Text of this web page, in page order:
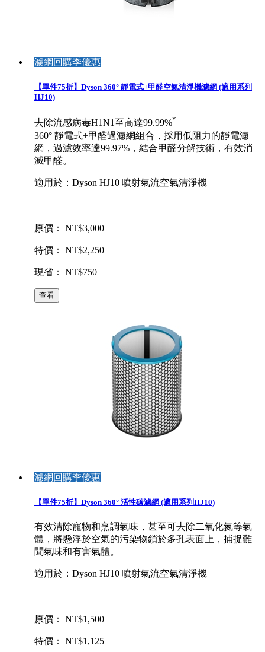
濾網回購季優惠
【單件75折】Dyson 360° 靜電式+甲醛空氣清淨機濾網 (適用系列
HJ10)
去除流感病毒H1N1至高達99.99%*
360° 靜電式+甲醛過濾網組合，採用低阻力的靜電濾
網，過濾效率達99.97%，結合甲醛分解技術，有效消
滅甲醛。
適用於：Dyson HJ10 噴射氣流空氣清淨機
原價： NT$3,000
特價： NT$2,250
現省： NT$750
查看
濾網回購季優惠
【單件75折】Dyson 360° 活性碳濾網 (適用系列HJ10)
有效清除寵物和烹調氣味，甚至可去除二氧化氮等氣
體，將懸浮於空氣的污染物鎖於多孔表面上，捕捉難
聞氣味和有害氣體。
適用於：Dyson HJ10 噴射氣流空氣清淨機
原價： NT$1,500
特價： NT$1,125